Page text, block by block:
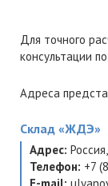
Для точного
консультации
Адреса
Склад «ЖДЭ»
Адрес: Россия,
Телефон: +7